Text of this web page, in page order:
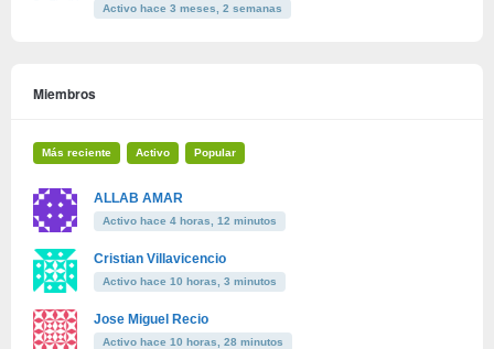
Activo hace 3 meses, 2 semanas
Miembros
Más reciente Activo Popular
ALLAB AMAR
Activo hace 4 horas, 12 minutos
Cristian Villavicencio
Activo hace 10 horas, 3 minutos
Jose Miguel Recio
Activo hace 10 horas, 28 minutos